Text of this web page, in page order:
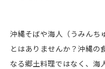
沖縄そばや海人（うみんち
とはありませんか？沖縄の
なる郷土料理ではなく、海